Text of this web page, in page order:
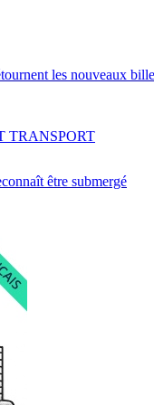
les nouveaux
être submergé
TRANSPORT